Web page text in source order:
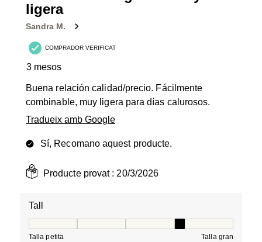
ligera
Sandra M.
COMPRADOR VERIFICAT
3 mesos
Buena relación calidad/precio. Fácilmente
combinable, muy ligera para días calurosos.
Tradueix amb Google
Sí, Recomano aquest producte.
Producte provat :20/3/2026
Tall
Talla petita Talla gran